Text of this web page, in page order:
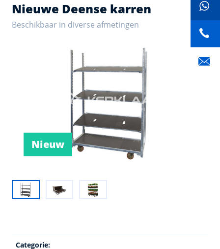
Nieuwe Deense karren
Beschikbaar in diverse afmetingen
Nieuw
Categorie: